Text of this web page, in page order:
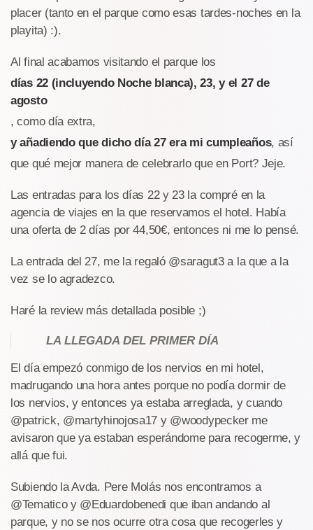
placer (tanto en el parque como esas tardes-noches en la
playita) :).
Al final acabamos visitando el parque los
días 22 (incluyendo Noche blanca), 23, y el 27 de
agosto
, como día extra,
y añadiendo que dicho día 27 era mi cumpleaños, así
que qué mejor manera de celebrarlo que en Port? Jeje.
Las entradas para los días 22 y 23 la compré en la
agencia de viajes en la que reservamos el hotel. Había
una oferta de 2 días por 44,50€, entonces ni me lo pensé.
La entrada del 27, me la regaló @saragut3 a la que a la
vez se lo agradezco.
Haré la review más detallada posible ;)
LA LLEGADA DEL PRIMER DÍA
El día empezó conmigo de los nervios en mi hotel,
madrugando una hora antes porque no podía dormir de
los nervios, y entonces ya estaba arreglada, y cuando
@patrick, @martyhinojosa17 y @woodypecker me
avisaron que ya estaban esperándome para recogerme, y
allá que fui.
Subiendo la Avda. Pere Molás nos encontramos a
@Tematico y @Eduardobenedi que iban andando al
parque, y no se nos ocurre otra cosa que recogerles y